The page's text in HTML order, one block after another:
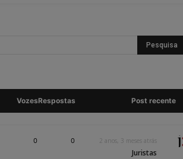
VozesRespostas Post recente
0 0 2 anos, 3 meses atrás
Juristas